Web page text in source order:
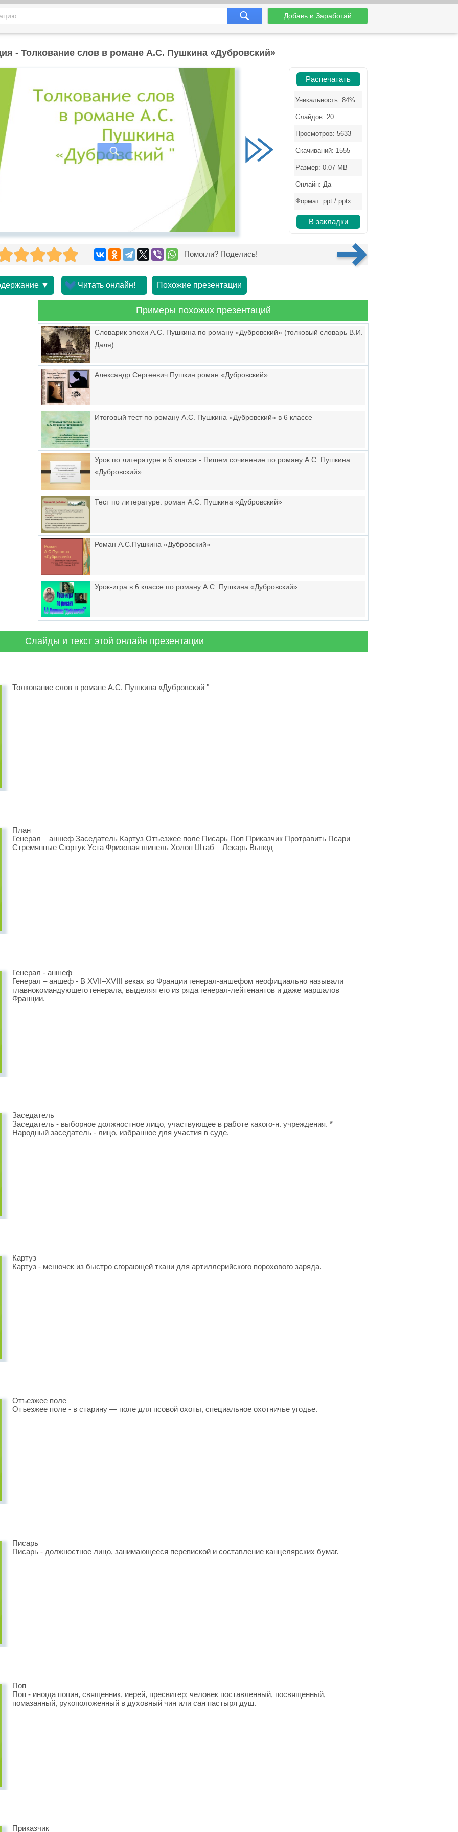
Добавь и Заработай
- Толкование слов в романе А.С. Пушкина «Дубровский»
Распечатать
Уникальность: 84%
Слайдов: 20
Просмотров: 5633
Скачиваний: 1555
Размер: 0.07 MB
Онлайн: Да
Формат: ppt / pptx
В закладки
Помогли? Поделись!
▼ Читать онлайн! Похожие презентации
Примеры похожих презентаций
Словарик эпохи А.С. Пушкина по роману «Дубровский» (толковый словарь В.И.
Даля)
Александр Сергеевич Пушкин роман «Дубровский»
Итоговый тест по роману А.С. Пушкина «Дубровский» в 6 классе
Урок по литературе в 6 классе - Пишем сочинение по роману А.С. Пушкина
«Дубровский»
Тест по литературе: роман А.С. Пушкина «Дубровский»
Роман А.С.Пушкина «Дубровский»
Урок-игра в 6 классе по роману А.С. Пушкина «Дубровский»
Слайды и текст этой онлайн презентации
Толкование слов в романе А.С. Пушкина «Дубровский "
План
Генерал – аншеф Заседатель Картуз Отъезжее поле Писарь Поп Приказчик Протравить Псари
Стремянные Сюртук Уста Фризовая шинель Холоп Штаб – Лекарь Вывод
Генерал - аншеф
Генерал – аншеф - В XVII–XVIII веках во Франции генерал-аншефом неофициально называли
главнокомандующего генерала, выделяя его из ряда генерал-лейтенантов и даже маршалов
Франции.
Заседатель
Заседатель - выборное должностное лицо, участвующее в работе какого-н. учреждения. *
Народный заседатель - лицо, избранное для участия в суде.
Картуз
Картуз - мешочек из быстро сгорающей ткани для артиллерийского порохового заряда.
Отъезжее поле
Отъезжее поле - в старину — поле для псовой охоты, специальное охотничье угодье.
Писарь
Писарь - должностное лицо, занимающееся перепиской и составление канцелярских бумаг.
Поп
Поп - иногда попин, священник, иерей, пресвитер; человек поставленный, посвященный,
помазанный, рукоположенный в духовный чин или сан пастыря душ.
Приказчик